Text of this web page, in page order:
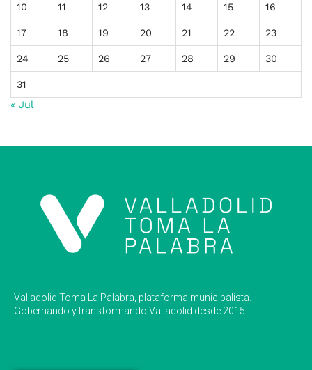
10 11 12 13 14 15 16
17 18 19 20 21 22 23
24 25 26 27 28 29 30
31
« Jul
Valladolid Toma La Palabra, plataforma municipalista.
Gobernando y transformando Valladolid desde 2015.